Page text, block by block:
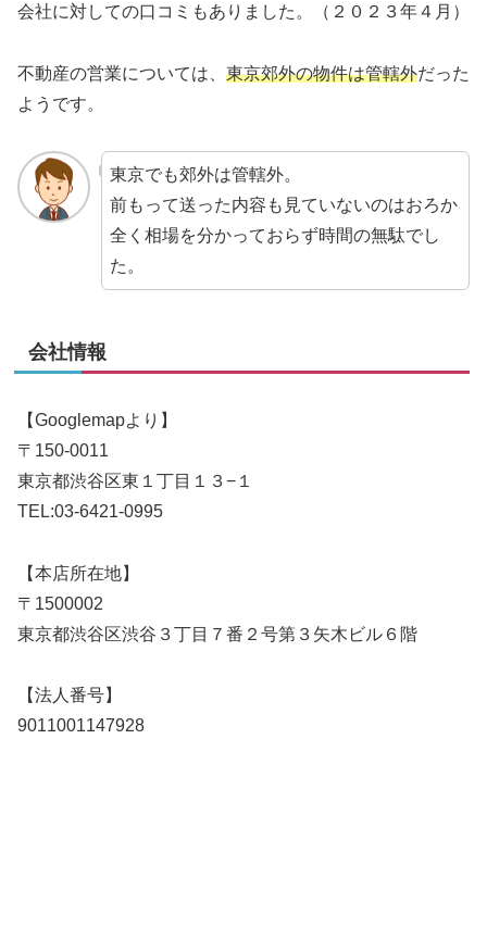
会社に対しての口コミもありました。（２０２３年４月）
不動産の営業については、 東京郊外の物件は管轄外だった
ようです。
東京でも郊外は管轄外。
前もって送った内容も見ていないのはおろか
全く相場を分かっておらず時間の無駄でし
た。
会社情報
【Googlemapより】
〒150-0011
東京都渋谷区東１丁目１３−１
TEL:03-6421-0995
【本店所在地】
〒1500002
東京都渋谷区渋谷３丁目７番２号第３矢木ビル６階
【法人番号】
9011001147928